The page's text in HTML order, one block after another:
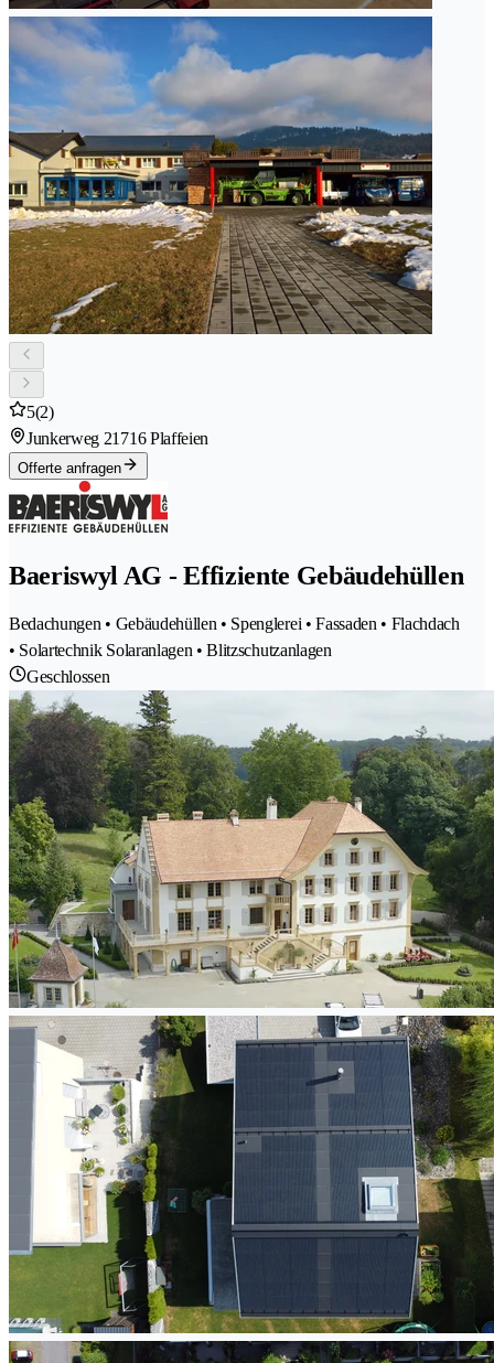
5(2)
Junkerweg 21716 Plaffeien
Offerte anfragen
Baeriswyl AG - Effiziente Gebäudehüllen
Bedachungen • Gebäudehüllen • Spenglerei • Fassaden • Flachdach
• Solartechnik Solaranlagen • Blitzschutzanlagen
Geschlossen